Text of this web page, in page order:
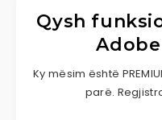
Qysh
Ky mësim është
parë.